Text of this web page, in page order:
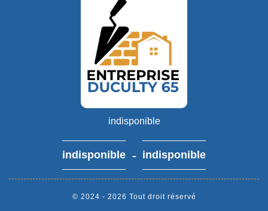
indisponible
indisponible - indisponible
© 2024 - 2026 Tout droit réservé